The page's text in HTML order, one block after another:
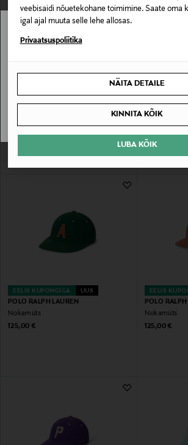
veebisaidi nõuetekohane toimimine. Saate oma
igal ajal muuta selle lehe allosas.
Privaatsuspoliitika
NÄITA DETAILE
KINNITA KÕIK
LUBA KÕIK
125,00 €
Nokamüts
125,00 €
EELIS KUPONGIGA UUS
POLO RALPH LAUREN
Nokamüts
Original Price
125,00 €
EELIS
POLO
Nokamüts
Original Price
125,00 €
Stockmann pole Sinu riigis
SAAN ARU